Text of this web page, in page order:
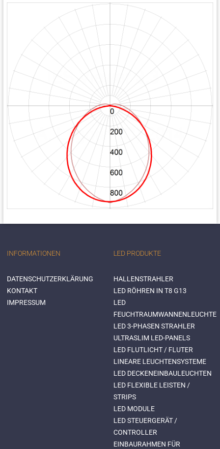
INFORMATIONEN
DATENSCHUTZERKLÄRUNG
KONTAKT
IMPRESSUM
LED PRODUKTE
HALLENSTRAHLER
LED RÖHREN IN T8 G13
LED
FEUCHTRAUMWANNENLEUCHTE
LED 3-PHASEN STRAHLER
ULTRASLIM LED-PANELS
LED FLUTLICHT / FLUTER
LINEARE LEUCHTENSYSTEME
LED DECKENEINBAULEUCHTEN
LED FLEXIBLE LEISTEN /
STRIPS
LED MODULE
LED STEUERGERÄT /
CONTROLLER
EINBAURAHMEN FÜR